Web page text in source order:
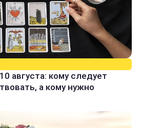
августа: кому следует
а кому нужно